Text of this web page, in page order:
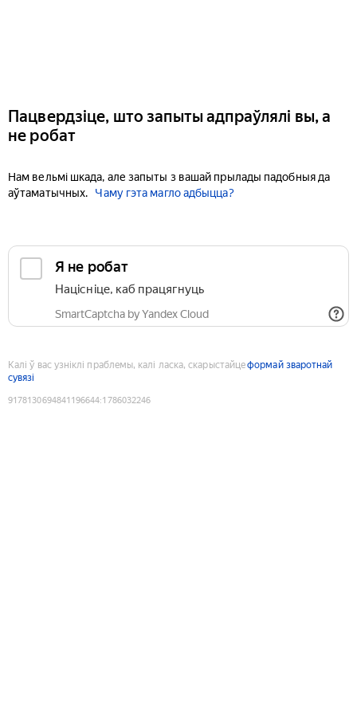
Пацвердзіце, што запыты адпраўлялі вы, а
не робат
Нам вельмі шкада, але запыты з вашай прылады падобныя да
аўтаматычных.
Чаму гэта магло адбыцца?
Я не робат
Націсніце, каб працягнуць
SmartCaptcha by Yandex Cloud
Калі ў вас узніклі праблемы, калі ласка, скарыстайцеформай зваротнай
сувязі
9178130694841196644:1786032246